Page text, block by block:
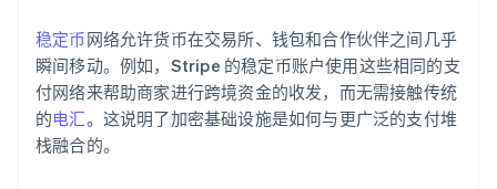
稳定币网络允许货币在交易所、钱包和合作伙伴之间几乎
瞬间移动。例如，Stripe 的稳定币账户使用这些相同的支
付网络来帮助商家进行跨境资金的收发，而无需接触传统
的电汇。这说明了加密基础设施是如何与更广泛的支付堆
栈融合的。